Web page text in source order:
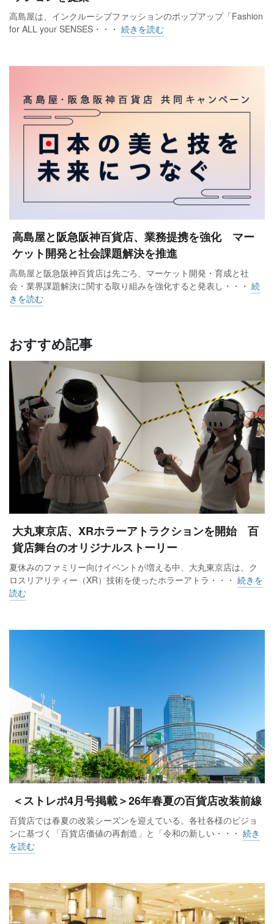
高島屋は、インクルーシブファッションのポップアップ「Fashion
for ALL your SENSES・・・ 続きを読む
高島屋と阪急阪神百貨店、業務提携を強化 マー
ケット開発と社会課題解決を推進
高島屋と阪急阪神百貨店は先ごろ、マーケット開発・育成と社
会・業界課題解決に関する取り組みを強化すると発表し・・・ 続
きを読む
おすすめ記事
大丸東京店、XRホラーアトラクションを開始 百
貨店舞台のオリジナルストーリー
夏休みのファミリー向けイベントが増える中、大丸東京店は、ク
ロスリアリティー（XR）技術を使ったホラーアトラ・・・ 続きを
読む
＜ストレポ4月号掲載＞26年春夏の百貨店改装前線
百貨店では春夏の改装シーズンを迎えている。各社各様のビジョ
ンに基づく「百貨店価値の再創造」と「令和の新しい・・・ 続き
を読む